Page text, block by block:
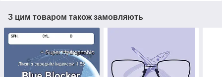
З цим товаром також замовляють